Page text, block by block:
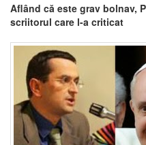
Aflând că este grav bolnav,
scriitorul care l-a criticat